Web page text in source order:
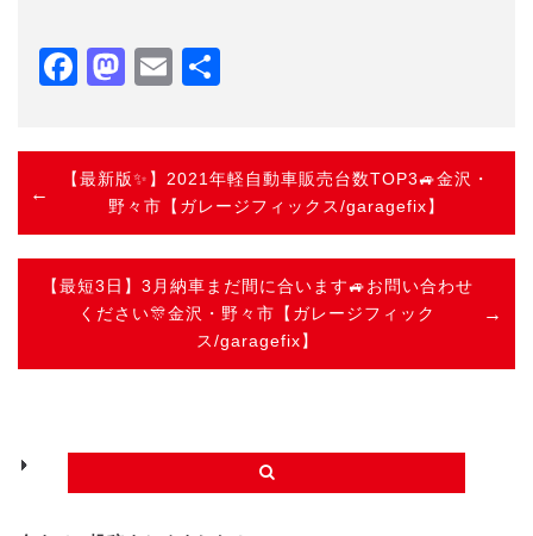
Facebook
Mastodon
Email
【最新版✨】2021年軽自動車販売台数TOP3🚙金沢・
野々市【ガレージフィックス/garagefix】
【最短3日】3月納車まだ間に合います🚙お問い合わせ
ください🎊金沢・野々市【ガレージフィック
ス/garagefix】